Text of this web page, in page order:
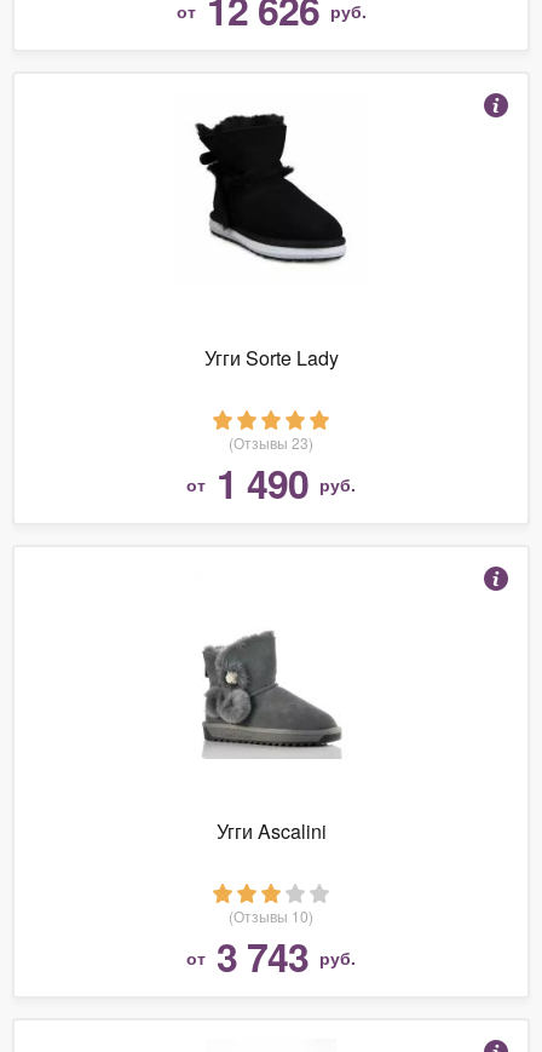
от руб.
Угги Sorte Lady
(Отзывы 23)
от 1 490 руб.
Угги Ascalini
(Отзывы 10)
от 3 743 руб.